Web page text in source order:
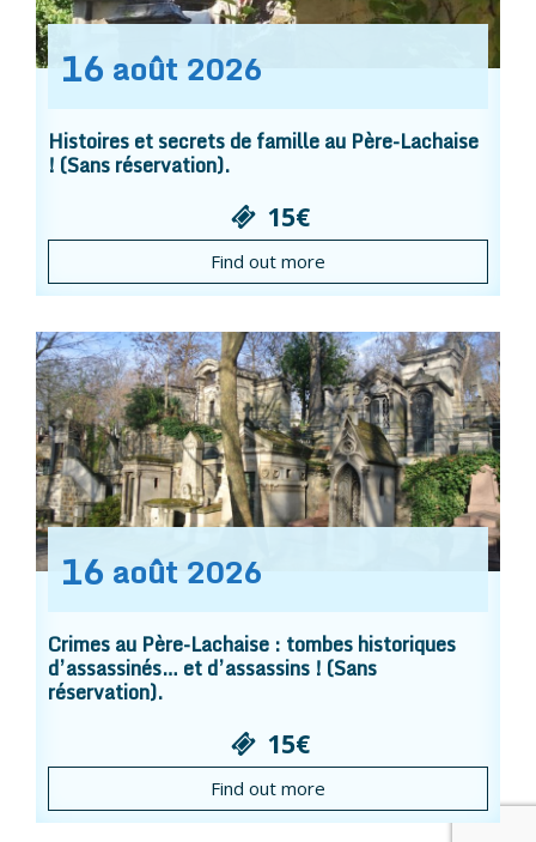
16 août 2026
Histoires et secrets de famille au Père-Lachaise
! (Sans réservation).
15€
Find out more
16 août 2026
Crimes au Père-Lachaise : tombes historiques
d’assassinés… et d’assassins ! (Sans
réservation).
15€
Find out more